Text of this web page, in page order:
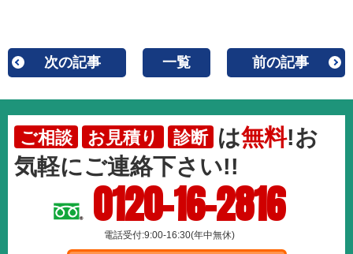
次の記事 一覧 前の記事
ご相談 お見積り 診断 は無料!お
気軽にご連絡下さい!!
0120-16-2816
電話受付:9:00-16:30(年中無休)